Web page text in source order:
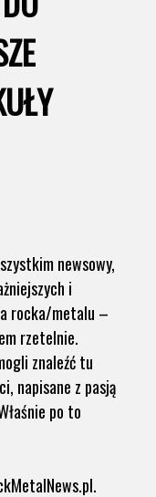
newsowy,
i
rocka/metalu –
rzetelnie.
znaleźć tu
napisane z pasją
po to